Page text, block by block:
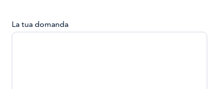
La tua domanda